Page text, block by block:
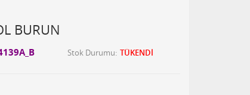
BURUN
Stok Durumu TÜKENDİ